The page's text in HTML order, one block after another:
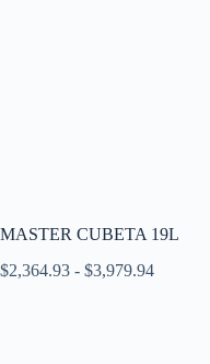
MASTER CUBETA 19L
$2,364.93 - $3,979.94Rango